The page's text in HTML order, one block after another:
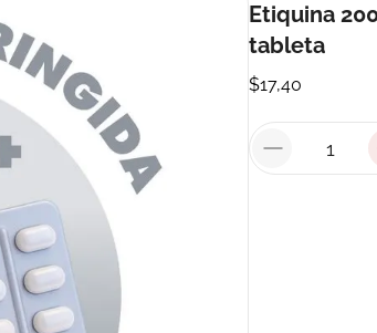
Etiquina
tableta
$17,40